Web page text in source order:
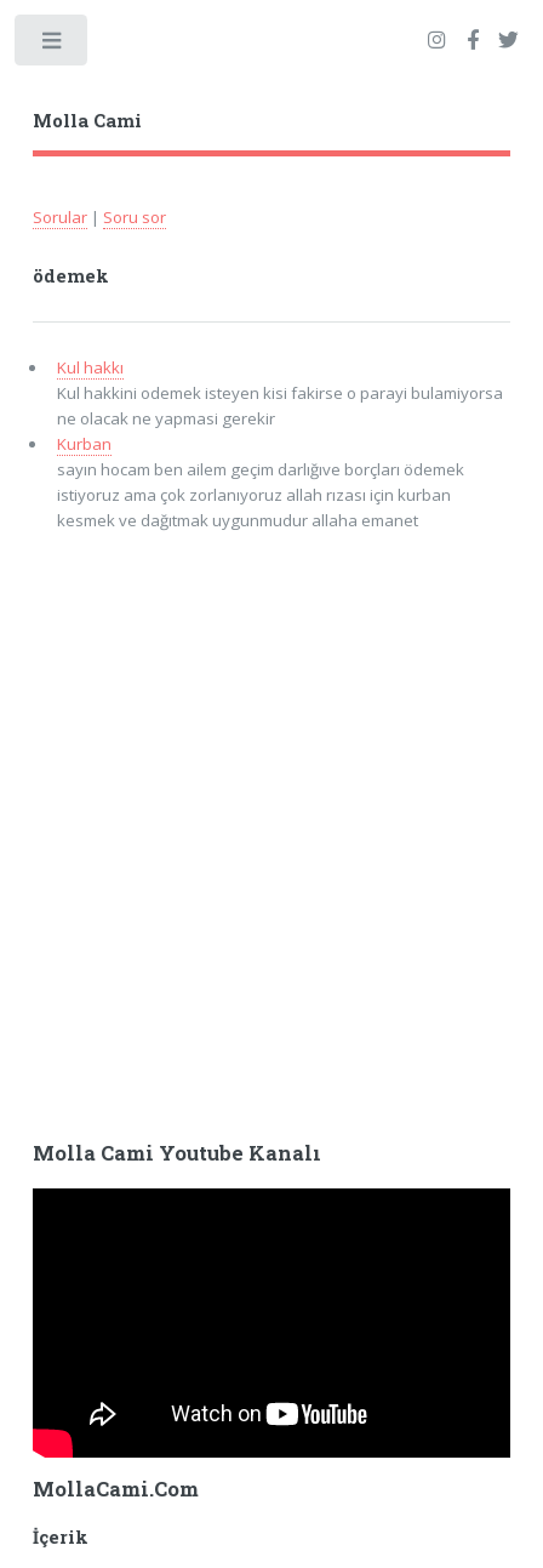
Molla Cami
Sorular| Soru sor
ödemek
Kul hakkı
Kul hakkini odemek isteyen kisi fakirse o parayi bulamiyorsa
ne olacak ne yapmasi gerekir
Kurban
sayın hocam ben ailem geçim darlığıve borçları ödemek
istiyoruz ama çok zorlanıyoruz allah rızası için kurban
kesmek ve dağıtmak uygunmudur allaha emanet
Molla Cami Youtube Kanalı
MollaCami.Com
İçerik